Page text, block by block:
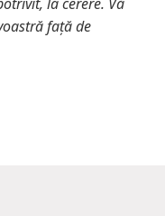
asemenea,
proaspete,
față de